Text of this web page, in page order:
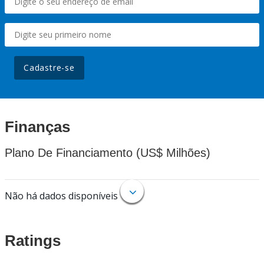
Cadastre-se
Finanças
Plano De Financiamento (US$ Milhões)
Não há dados disponíveis
Ratings